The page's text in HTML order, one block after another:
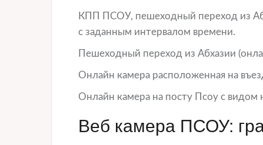
КПП ПСОУ, пешеходный переход из
с заданным интервалом времени.
Пешеходный переход из Абхазии
Онлайн камера расположенная на
Онлайн камера на посту Псоу с видом
Веб камера ПСОУ: